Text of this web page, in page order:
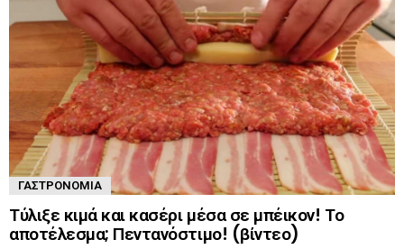
ΓΑΣΤΡΟΝΟΜΊΑ
Τύλιξε κιμά και κασέρι μέσα σε μπέικον! Το
αποτέλεσμα; Πεντανόστιμο! (βίντεο)